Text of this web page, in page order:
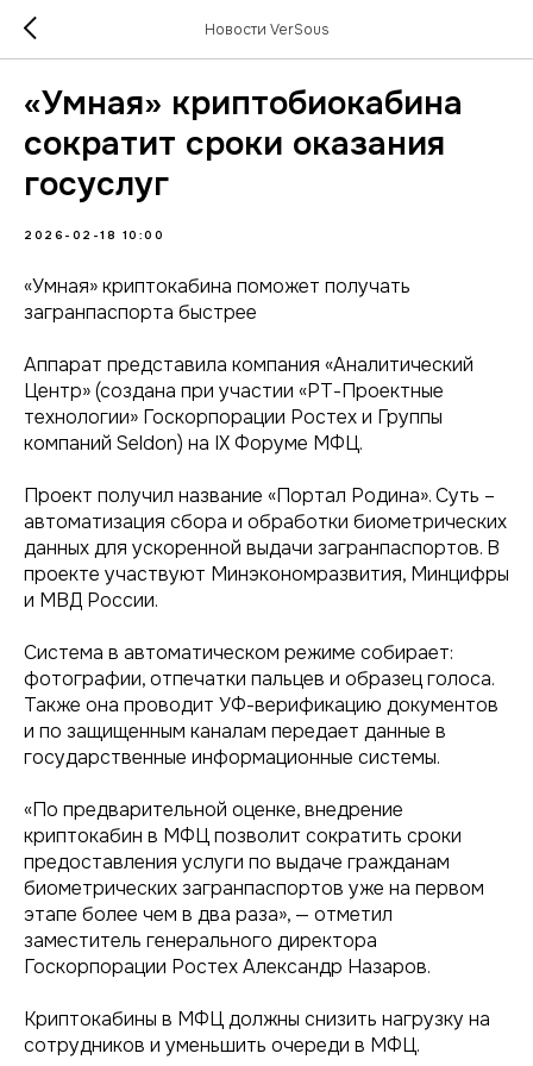
Новости VerSous
«Умная» криптобиокабина
сократит сроки оказания
госуслуг
2026-02-18 10:00
«Умная» криптокабина поможет получать
загранпаспорта быстрее
Аппарат представила компания «Аналитический
Центр» (создана при участии «РТ-Проектные
технологии» Госкорпорации Ростех и Группы
компаний Seldon) на IX Форуме МФЦ.
Проект получил название «Портал Родина». Суть –
автоматизация сбора и обработки биометрических
данных для ускоренной выдачи загранпаспортов. В
проекте участвуют Минэкономразвития, Минцифры
и МВД России.
Система в автоматическом режиме собирает:
фотографии, отпечатки пальцев и образец голоса.
Также она проводит УФ-верификацию документов
и по защищенным каналам передает данные в
государственные информационные системы.
«По предварительной оценке, внедрение
криптокабин в МФЦ позволит сократить сроки
предоставления услуги по выдаче гражданам
биометрических загранпаспортов уже на первом
этапе более чем в два раза», — отметил
заместитель генерального директора
Госкорпорации Ростех Александр Назаров.
Криптокабины в МФЦ должны снизить нагрузку на
сотрудников и уменьшить очереди в МФЦ.